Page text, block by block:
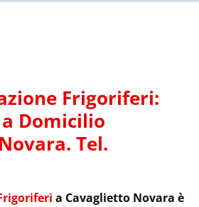
Frigoriferi:
Domicilio
Tel.
a Cavaglietto Novara è